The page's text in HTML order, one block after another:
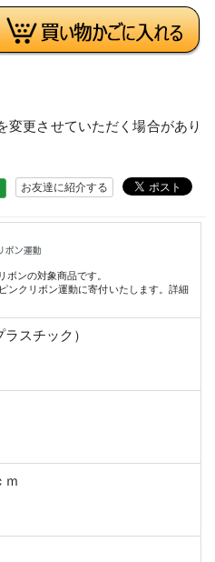
変更させていただく場合があり
お友達に紹介する
ボンの対象商品です。
ンクリボン運動に寄付いたします。 詳細
スチック）
ｍ